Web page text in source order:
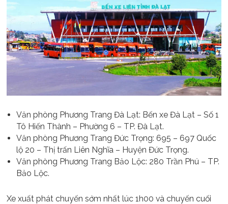
Văn phòng Phương Trang Đà Lạt: Bến xe Đà Lạt – Số 1
Tô Hiến Thành – Phường 6 – TP. Đà Lạt.
Văn phòng Phương Trang Đức Trọng: 695 – 697 Quốc
lộ 20 – Thị trấn Liên Nghĩa – Huyện Đức Trọng.
Văn phòng Phương Trang Bảo Lộc: 280 Trần Phú – TP.
Bảo Lộc.
Xe xuất phát chuyến sớm nhất lúc 1h00 và chuyến cuối